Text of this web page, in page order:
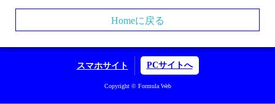
Homeに戻る
スマホサイト PCサイトへ
Copyright © Formula Web